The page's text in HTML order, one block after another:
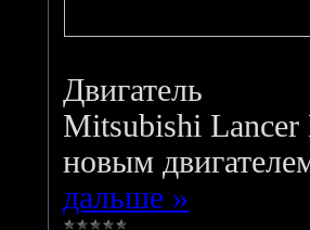
Двигатель
Mitsubishi Lancer
новым
дальше »